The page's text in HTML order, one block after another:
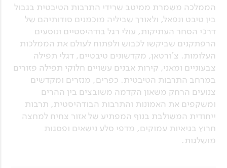
הממלכה משמרת ממיטב שרידי התרבות הטיבטית בגבול
בין טיבט ונפאל, ולאורך שביליה מוכמנים סודותיהם של
דרכי הסחר העתיקות, עולי רגל בודהיסטיים ונוסעים
הרפתקנים שביקשו לכבוש ולפתוח לעולם את הממלכות
העלומות. צ'ורטאן, מקדשונים טיבטיים, דגלי תפילה
צבעוניים ומאני, קירות אבנים עשויים חלוקי תפילה פזורים
במרחב התרבות הטיבטית. כפרים, מנזרים ומקדשים
צנועים הרחק משאון הקדמה משובצים בין ההרים
ומשקפים את האמונות והתרבות הבודהיסטית, תרבות
ייחודית המשולבת בנוף המפתיע של אזור צחיח למחצה
חרוץ בגיאיות עמוקים, מדפי סלע נישאים ופסגות
מושלגות.